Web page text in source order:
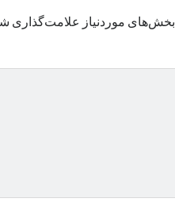
بخش‌های موردنیاز علامت‌گذاری